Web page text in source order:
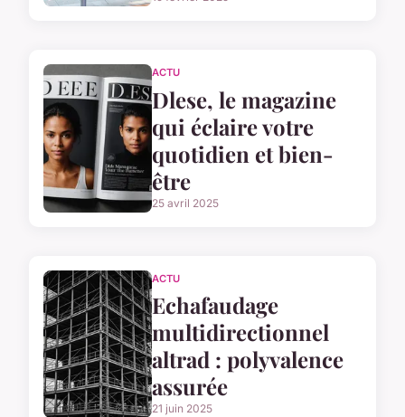
ACTU
Dlese, le magazine
qui éclaire votre
quotidien et bien-
être
25 avril 2025
ACTU
Echafaudage
multidirectionnel
altrad : polyvalence
assurée
21 juin 2025